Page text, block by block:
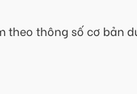
theo thông số cơ bản